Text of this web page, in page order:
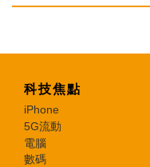
科技焦點
iPhone
5G流動
電腦
數碼